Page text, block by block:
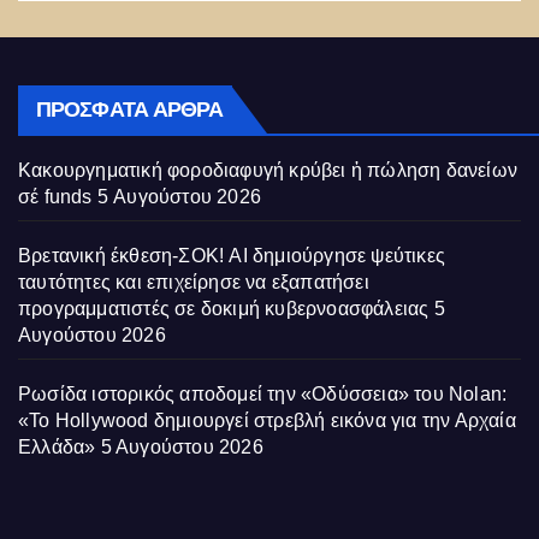
ΠΡΌΣΦΑΤΑ ΆΡΘΡΑ
Κακουργηματική φοροδιαφυγή κρύβει ἡ πώληση δανείων
σέ funds 5 Αυγούστου 2026
Βρετανική έκθεση-ΣΟΚ! AI δημιούργησε ψεύτικες
ταυτότητες και επιχείρησε να εξαπατήσει
προγραμματιστές σε δοκιμή κυβερνοασφάλειας 5
Αυγούστου 2026
Ρωσίδα ιστορικός αποδομεί την «Οδύσσεια» του Nolan:
«Το Hollywood δημιουργεί στρεβλή εικόνα για την Αρχαία
Ελλάδα» 5 Αυγούστου 2026